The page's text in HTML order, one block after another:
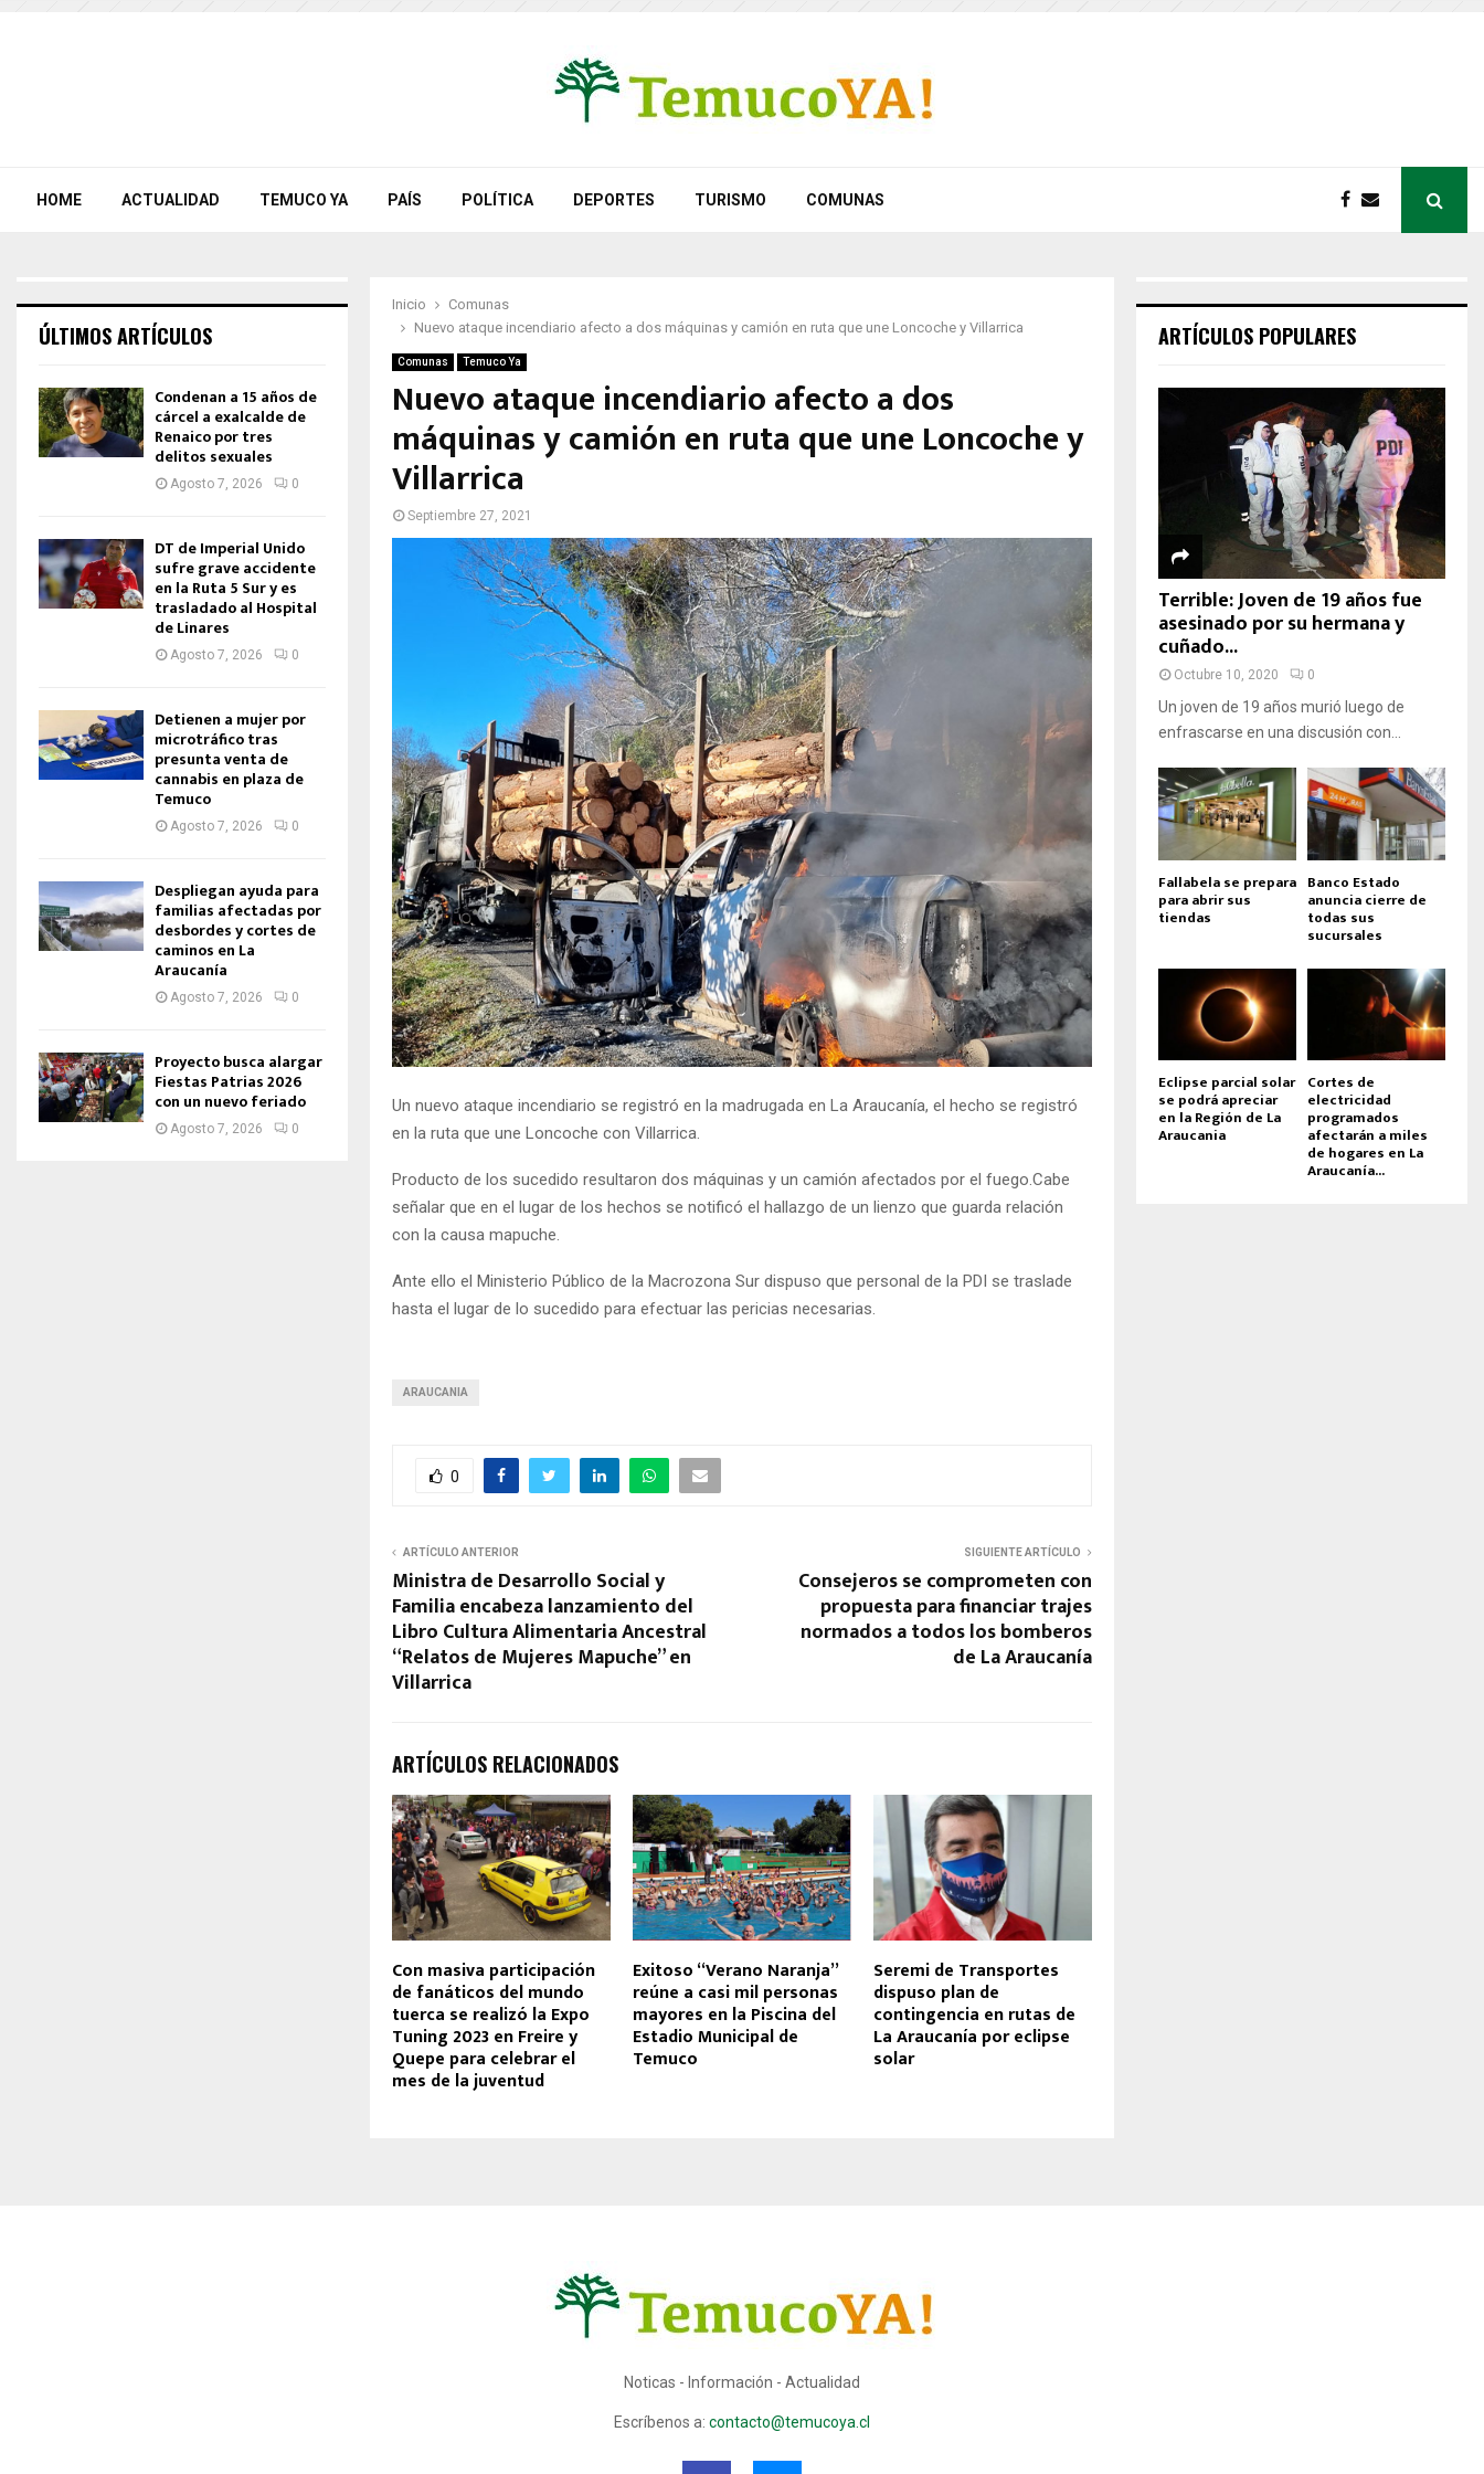
HOME ACTUALIDAD TEMUCO YA PAÍS POLÍTICA DEPORTES TURISMO COMUNAS
Inicio
Comunas
Nuevo ataque incendiario afecto a dos máquinas y camión en ruta que une Loncoche y Villarrica
Comunas Temuco Ya
Nuevo ataque incendiario afecto a dos
máquinas y camión en ruta que une Loncoche y
Villarrica
Septiembre 27, 2021
Un nuevo ataque incendiario se registró en la madrugada en La Araucanía, el hecho se registró
en la ruta que une Loncoche con Villarrica.
Producto de los sucedido resultaron dos máquinas y un camión afectados por el fuego.Cabe
señalar que en el lugar de los hechos se notificó el hallazgo de un lienzo que guarda relación
con la causa mapuche.
Ante ello el Ministerio Público de la Macrozona Sur dispuso que personal de la PDI se traslade
hasta el lugar de lo sucedido para efectuar las pericias necesarias.
ARAUCANIA
0
ARTÍCULO ANTERIOR
Ministra de Desarrollo Social y
Familia encabeza lanzamiento del
Libro Cultura Alimentaria Ancestral
“Relatos de Mujeres Mapuche” en
Villarrica
SIGUIENTE ARTÍCULO
Consejeros se comprometen con
propuesta para financiar trajes
normados a todos los bomberos
de La Araucanía
ARTÍCULOS RELACIONADOS
Con masiva participación
de fanáticos del mundo
tuerca se realizó la Expo
Tuning 2023 en Freire y
Quepe para celebrar el
mes de la juventud
Exitoso “Verano Naranja”
reúne a casi mil personas
mayores en la Piscina del
Estadio Municipal de
Temuco
Seremi de Transportes
dispuso plan de
contingencia en rutas de
La Araucanía por eclipse
solar
ÚLTIMOS ARTÍCULOS
Condenan a 15 años de
cárcel a exalcalde de
Renaico por tres
delitos sexuales
Agosto 7, 2026 0
DT de Imperial Unido
sufre grave accidente
en la Ruta 5 Sur y es
trasladado al Hospital
de Linares
Agosto 7, 2026 0
Detienen a mujer por
microtráfico tras
presunta venta de
cannabis en plaza de
Temuco
Agosto 7, 2026 0
Despliegan ayuda para
familias afectadas por
desbordes y cortes de
caminos en La
Araucanía
Agosto 7, 2026 0
Proyecto busca alargar
Fiestas Patrias 2026
con un nuevo feriado
Agosto 7, 2026 0
ARTÍCULOS POPULARES
Terrible: Joven de 19 años fue
asesinado por su hermana y
cuñado...
Octubre 10, 2020 0
Un joven de 19 años murió luego de
enfrascarse en una discusión con...
Fallabela se prepara
para abrir sus
tiendas
Banco Estado
anuncia cierre de
todas sus
sucursales
Eclipse parcial solar
se podrá apreciar
en la Región de La
Araucania
Cortes de
electricidad
programados
afectarán a miles
de hogares en La
Araucanía...
Noticas - Información - Actualidad
Escríbenos a: contacto@temucoya.cl